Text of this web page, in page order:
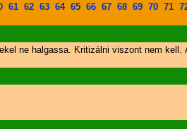
61 62 63 64 65 66 67 68 69 70 71
ne halgassa. Kritizálni viszont nem